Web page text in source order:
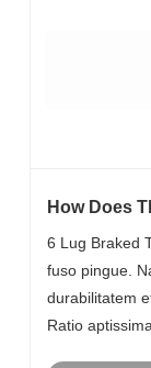
How Does
Half Axles
6 Lug Braked
fuso pingue.
durabilitatem
Ratio